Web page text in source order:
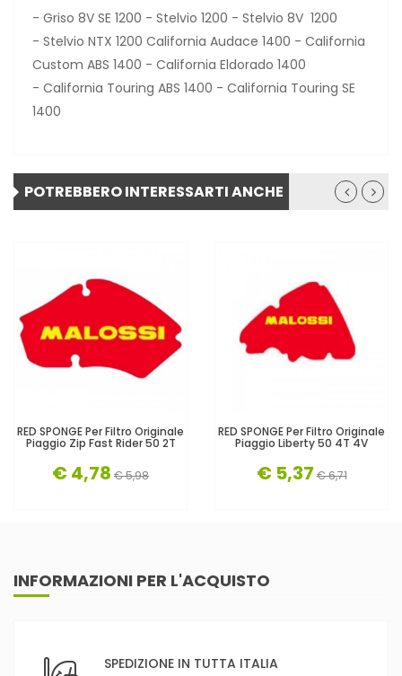
- Griso 8V SE 1200 - Stelvio 1200 - Stelvio 8V 1200
- Stelvio NTX 1200 California Audace 1400 - California
Custom ABS 1400 - California Eldorado 1400
- California Touring ABS 1400 - California Touring SE
1400
POTREBBERO INTERESSARTI ANCHE
RED SPONGE Per Filtro Originale
Piaggio Zip Fast Rider 50 2T
€ 4,78 € 5,98
RED SPONGE Per Filtro Originale
Piaggio Liberty 50 4T 4V
€ 5,37 € 6,71
INFORMAZIONI PER L'ACQUISTO
SPEDIZIONE IN TUTTA ITALIA